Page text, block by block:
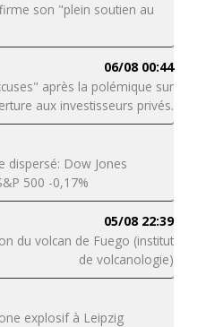
son "plein soutien au
06/08 00:44
après la polémique sur
aux investisseurs privés.
dispersé: Dow Jones
500 -0,17%
05/08 22:39
du volcan de Fuego (institut
de volcanologie)
explosif à Leipzig